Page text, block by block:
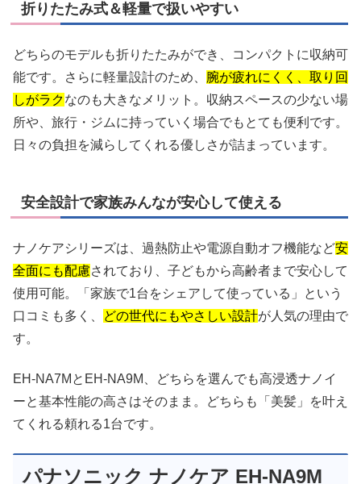
折りたたみ式＆軽量で扱いやすい
どちらのモデルも折りたたみができ、コンパクトに収納可
能です。さらに軽量設計のため、 腕が疲れにくく、取り回
しがラクなのも大きなメリット。収納スペースの少ない場
所や、旅行・ジムに持っていく場合でもとても便利です。
日々の負担を減らしてくれる優しさが詰まっています。
安全設計で家族みんなが安心して使える
ナノケアシリーズは、過熱防止や電源自動オフ機能など安
全面にも配慮されており、子どもから高齢者まで安心して
使用可能。「家族で1台をシェアして使っている」という
口コミも多く、
どの世代にもやさしい設計が人気の理由で
す。
EH-NA7MとEH-NA9M、どちらを選んでも高浸透ナノイ
ーと基本性能の高さはそのまま。どちらも「美髪」を叶え
てくれる頼れる1台です。
パナソニック ナノケア EH-NA9M